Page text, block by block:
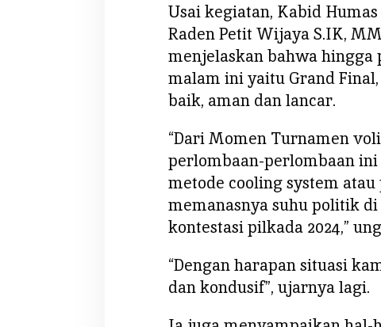
n
g
a
l
a
r
Usai kegiatan, Kabid
Raden Petit Wijaya S.IK,
menjelaskan bahwa
malam ini yaitu Grand
baik, aman dan lancar.
“Dari Momen Turnamen
perlombaan-perlombaan
metode cooling system
memanasnya suhu politik
kontestasi pilkada 2024,”
“Dengan harapan situasi
dan kondusif”, ujarnya lagi.